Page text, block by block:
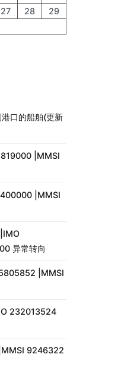
27 28
29
口的船舶(更新
|MMSI
|MMSI
异常转向
|MMSI
232013524
9246322